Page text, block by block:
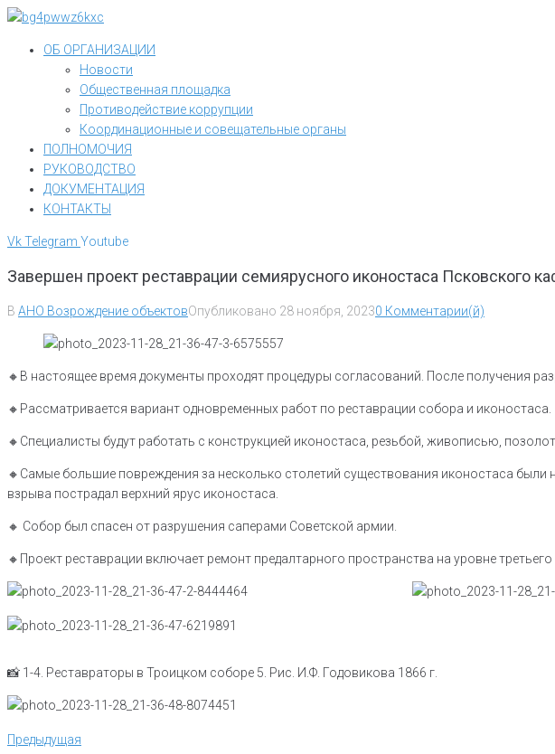
Перейти
контентуОБ ОРГАНИЗАЦИИ
Новости
Общественная площадка
Противодействие коррупции
Координационные и совещательные органы
ПОЛНОМОЧИЯ
РУКОВОДСТВО
ДОКУМЕНТАЦИЯ
КОНТАКТЫ
VkTelegram Youtube
Завершен проект реставрации семиярусного иконостаса Псковского
В АНО Возрождение объектовОпубликовано 28 ноября, 20230 Комментарии(й)
🔸️В настоящее время документы проходят процедуры согласований. После получения
🔸️Рассматривается вариант одновременных работ по реставрации собора и иконостаса.
🔸️Специалисты будут работать с конструкцией иконостаса, резьбой, живописью,
🔸️Самые большие повреждения за несколько столетий существования иконостаса
взрыва пострадал верхний ярус иконостаса.
🔸️ Собор был спасен от разрушения саперами Советской армии.
🔸️Проект реставрации включает ремонт предалтарного пространства на уровне третьего
📸 1-4. Реставраторы в Троицком соборе 5. Рис. И.Ф. Годовикова 1866 г.
Навигация
Предыдущая
Предыдущая